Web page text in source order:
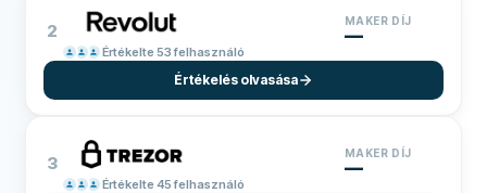
2
Értékelte 53 felhasználó
MAKER DÍJ
—
Értékelés olvasása
3
Értékelte 45 felhasználó
MAKER DÍJ
—